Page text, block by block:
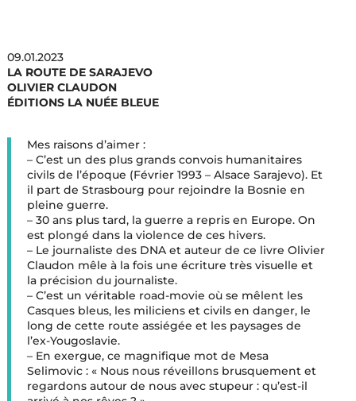
09.01.2023
LA ROUTE DE SARAJEVO
OLIVIER CLAUDON
ÉDITIONS LA NUÉE BLEUE
Mes raisons d’aimer :
– C’est un des plus grands convois humanitaires
civils de l’époque (Février 1993 – Alsace Sarajevo). Et
il part de Strasbourg pour rejoindre la Bosnie en
pleine guerre.
– 30 ans plus tard, la guerre a repris en Europe. On
est plongé dans la violence de ces hivers.
– Le journaliste des DNA et auteur de ce livre Olivier
Claudon mêle à la fois une écriture très visuelle et
la précision du journaliste.
– C’est un véritable road-movie où se mêlent les
Casques bleus, les miliciens et civils en danger, le
long de cette route assiégée et les paysages de
l’ex-Yougoslavie.
– En exergue, ce magnifique mot de Mesa
Selimovic : « Nous nous réveillons brusquement et
regardons autour de nous avec stupeur : qu’est-il